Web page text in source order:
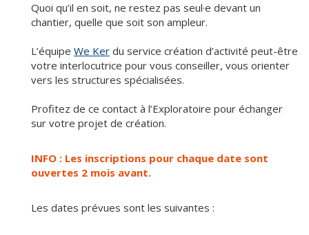
Quoi qu’il en soit, ne restez pas seul·e devant un
chantier, quelle que soit son ampleur.
L’équipe We Ker du service création d’activité peut-être
votre interlocutrice pour vous conseiller, vous orienter
vers les structures spécialisées.
Profitez de ce contact à l’Exploratoire pour échanger
sur votre projet de création.
INFO : Les inscriptions pour chaque date sont
ouvertes 2 mois avant.
Les dates prévues sont les suivantes :